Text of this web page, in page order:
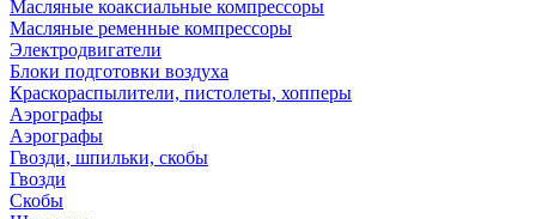
Масляные коаксиальные компрессоры
Масляные ременные компрессоры
Электродвигатели
Блоки подготовки воздуха
Краскораспылители, пистолеты, хопперы
Аэрографы
Аэрографы
Гвозди, шпильки, скобы
Гвозди
Скобы